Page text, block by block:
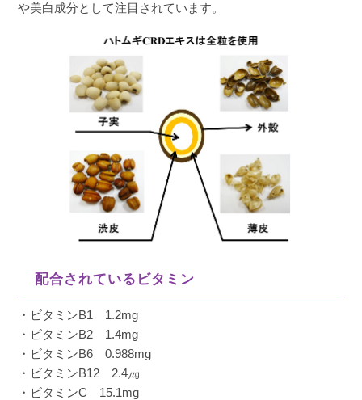
購入者
投稿日
2023/05/30
アトピー性皮膚炎で顔にステロイドの影響で黒
く色素沈着していたのですが、少し薄くなった
ような気がします。続けて飲んでみたいと思い
ます。
や美白成分として注目されています。
配合されているビタミン
・ビタミンB1 1.2mg
・ビタミンB2 1.4mg
・ビタミンB6 0.988mg
・ビタミンB12 2.4㎍
・ビタミンC 15.1mg